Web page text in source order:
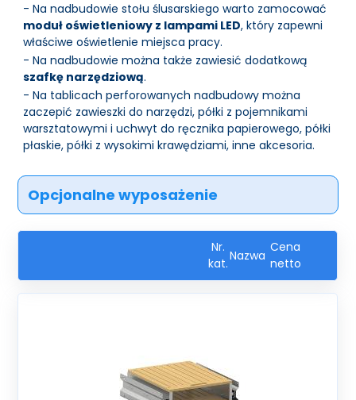
- Na nadbudowie stołu ślusarskiego warto zamocować
moduł oświetleniowy z lampami LED, który zapewni
właściwe oświetlenie miejsca pracy.
- Na nadbudowie można także zawiesić dodatkową
szafkę narzędziową.
- Na tablicach perforowanych nadbudowy można
zaczepić zawieszki do narzędzi, półki z pojemnikami
warsztatowymi i uchwyt do ręcznika papierowego, półki
płaskie, półki z wysokimi krawędziami, inne akcesoria.
Opcjonalne wyposażenie
Nr.
kat.
Nazwa
Cena
netto